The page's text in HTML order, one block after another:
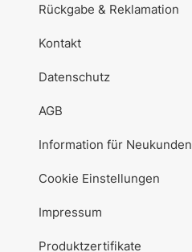
Rückgabe & Reklamation
Kontakt
Datenschutz
AGB
Information für Neukunden
Cookie Einstellungen
Impressum
Produktzertifikate